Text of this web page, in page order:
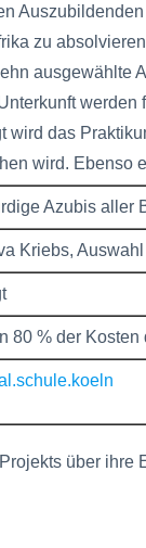
zu
ausgewählte
wird das
wird. Ebenso
Azubis aller
Kriebs,
80 % der
über ihre